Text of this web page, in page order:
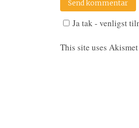
Ja tak - venligst
This site uses